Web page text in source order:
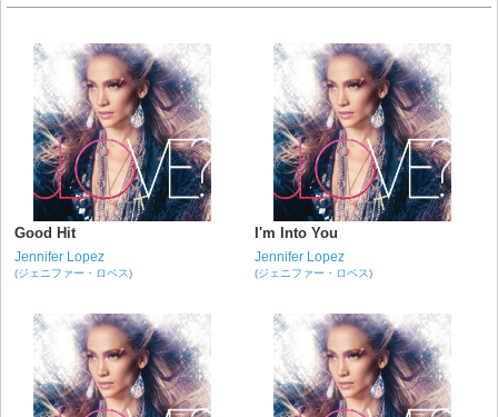
Good Hit
Jennifer Lopez
(ジェニファー・ロペス)
I'm Into You
Jennifer Lopez
(ジェニファー・ロペス)